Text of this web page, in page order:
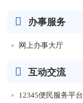
办事服务
网上办事大厅
互动交流
12345便民服务平台